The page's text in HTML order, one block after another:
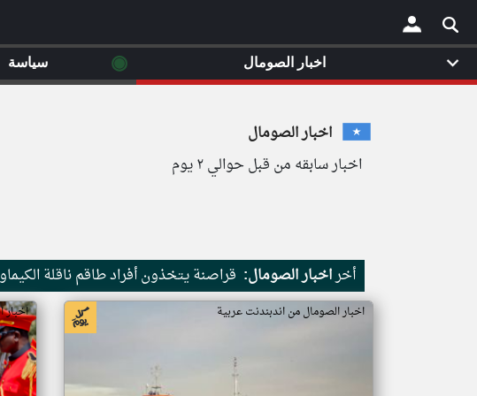
×
اخبار الصومال
اخبار سابقه من قبل حوالي ٢ يوم
أخراخبار الصومال: قراصنة يتخذون أفراد طاقم ناقلة
اخبار الصومال من اندبندنت عربية
اخبار الصومال ◉ سياسة